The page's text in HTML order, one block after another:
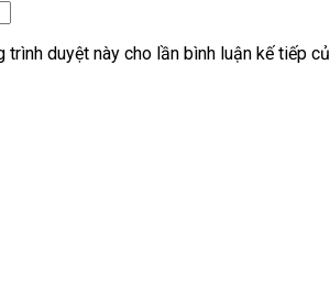
duyệt này cho lần bình luận kế tiếp